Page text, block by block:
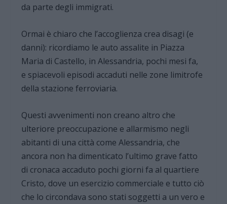
da parte degli immigrati.
Ormai è chiaro che l’accoglienza crea disagi (e
danni): ricordiamo le auto assalite in Piazza
Maria di Castello, in Alessandria, pochi mesi fa,
e spiacevoli episodi accaduti nelle zone limitrofe
della stazione ferroviaria.
Questi avvenimenti non creano altro che
ulteriore preoccupazione e allarmismo negli
abitanti di una città come Alessandria, che
ancora non ha dimenticato l’ultimo grave fatto
di cronaca accaduto pochi giorni fa al quartiere
Cristo, dove un esercizio commerciale e tutto ciò
che lo circondava sono stati soggetti a un vero e